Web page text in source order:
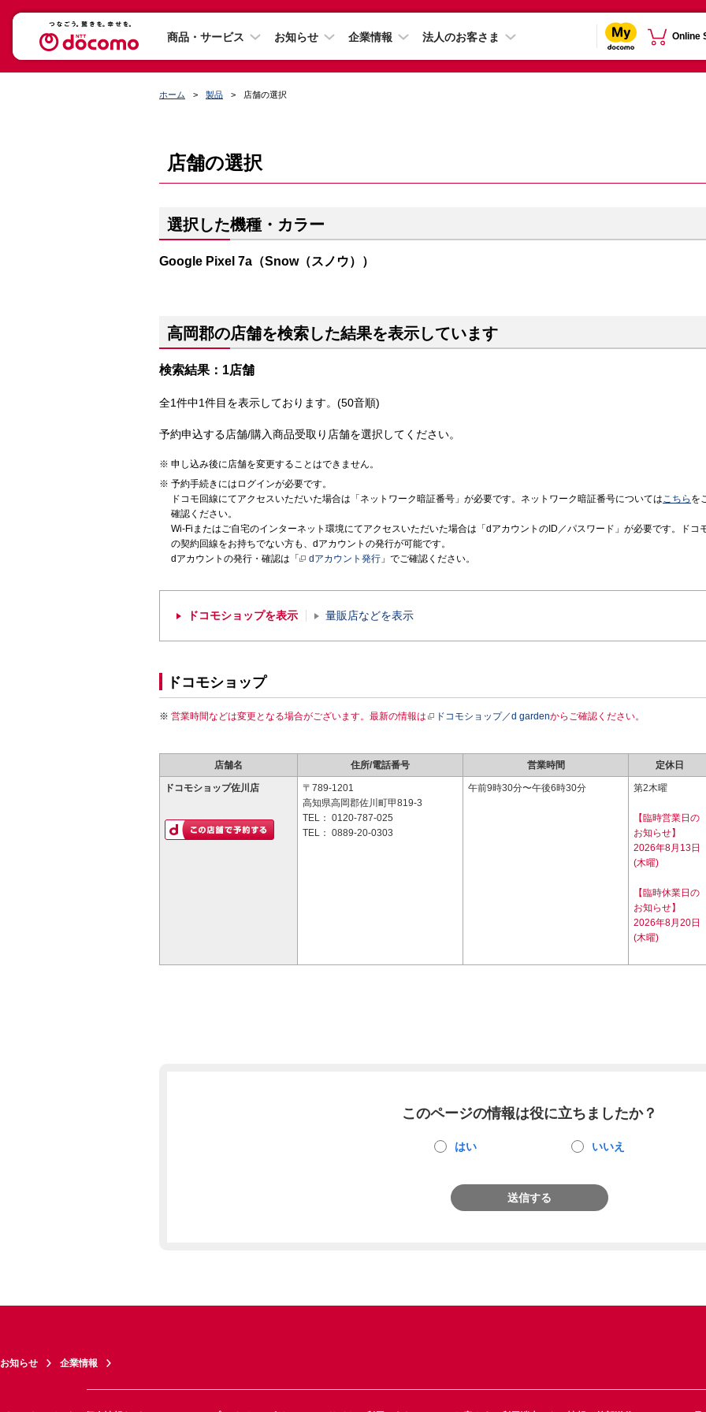
商品・サービス お知らせ 企業情報 法人のお客さま Online
ホーム 製品 店舗の選択
店舗の選択
選択した機種・カラー
Google Pixel 7a（Snow（スノウ））
高岡郡の店舗を検索した結果を表示しています
検索結果：1店舗
全1件中1件目を表示しております。(50音順)
予約申込する店舗/購入商品受取り店舗を選択してください。
申し込み後に店舗を変更することはできません。
予約手続きにはログインが必要です。
ドコモ回線にてアクセスいただいた場合は「ネットワーク暗証番号」が必要です。ネットワーク暗証番号についてはこちら を
確認ください。
Wi-Fiまたはご自宅のインターネット環境にてアクセスいただいた場合は「dアカウントのID／パスワード」が必要です。ドコ
の契約回線をお持ちでない方も、dアカウントの発行が可能です。
dアカウントの発行・確認は「
dアカウント発行 」でご確認ください。
ドコモショップを表示 量販店などを表示
ドコモショップ
営業時間などは変更となる場合がございます。最新の情報は ドコモショップ／d gardenからご確認ください。
店舗名 住所/電話番号 営業時間 定休日
ドコモショップ佐川店
〒789-1201
高知県高岡郡佐川町甲819-3
TEL： 0120-787-025
TEL： 0889-20-0303
午前9時30分〜午後6時30分 第2木曜
【臨時営業日の
お知らせ】
2026年8月13日
(木曜)
【臨時休業日の
お知らせ】
2026年8月20日
(木曜)
このページの情報は役に立ちましたか？
はい いいえ
送信する
お知らせ 企業情報